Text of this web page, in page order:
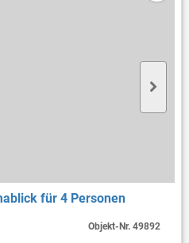
für 4 Personen
Objekt-Nr.49892